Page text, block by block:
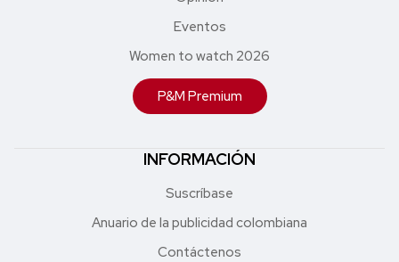
Eventos
Women to watch 2026
P&M Premium
INFORMACIÓN
Suscríbase
Anuario de la publicidad colombiana
Contáctenos